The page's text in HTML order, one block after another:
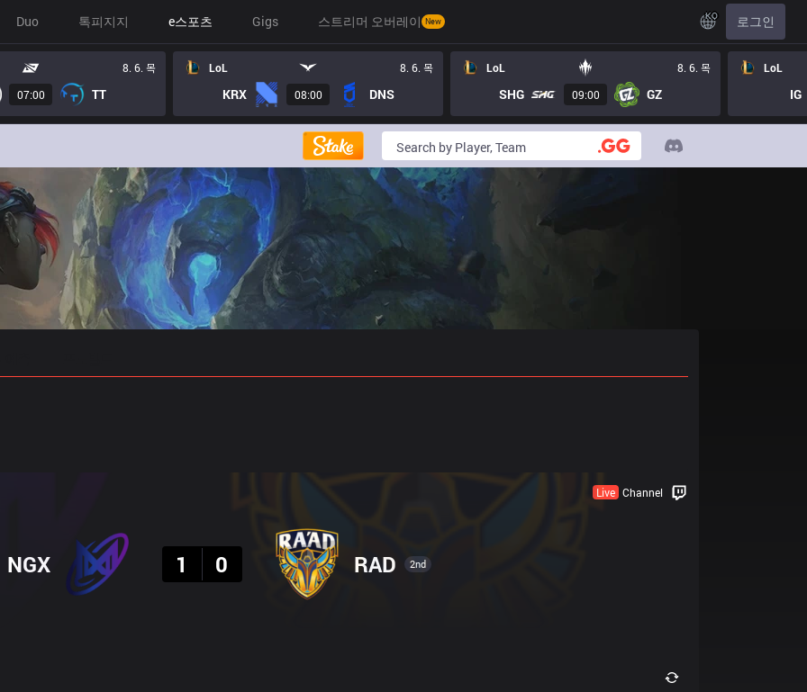
Duo 톡피지지 e스포츠 Gigs 스트리머 오버레이 New KO 로그인
8. 6. 목
07:00 TT
LoL 8. 6. 목
KRX 08:00 DNS
LoL 8. 6. 목
SHG 09:00 GZ
LoL
IG
Live Channel
NGX
1
0 RAD 2nd